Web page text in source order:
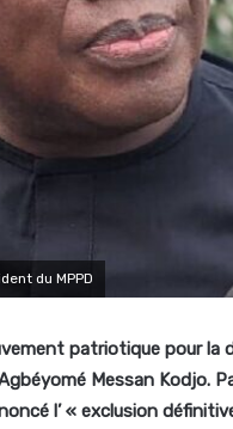
du MPPD
patriotique pour la
Messan Kodjo.
l’ « exclusion